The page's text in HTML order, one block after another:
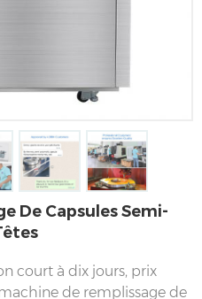
De Capsules Semi-
court à dix jours, prix
de remplissage de